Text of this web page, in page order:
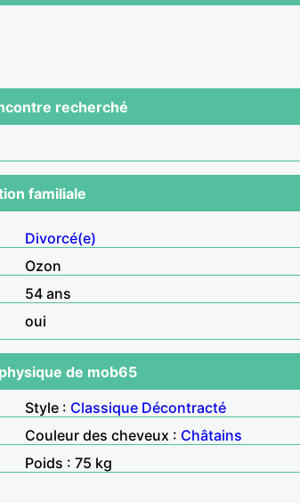
recherché
familiale
Divorcé(e)
Ozon
54 ans
oui
de mob65
Style : Classique Décontracté
Couleur des cheveux : Châtains
Poids : 75 kg